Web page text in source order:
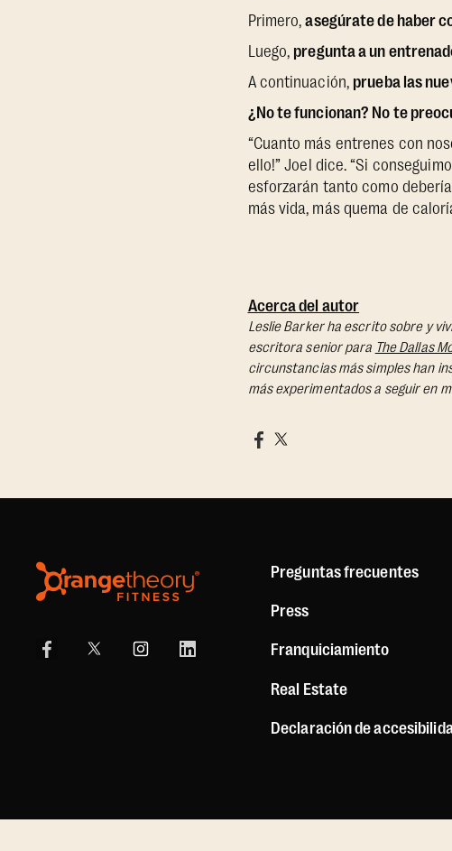
Primero,asegúrate de haber
Luego, pregunta a un
A continuación, prueba las
¿No te funcionan? No te
“Cuanto más entrenes con
ello!” Joel dice. “Si
esforzarán tanto como
más vida, más quema de
Acerca del autor
Leslie Barker ha escrito sobre y
escritora senior para The Dallas
circunstancias más simples han
más experimentados a seguir en
Preguntas frecuentes
Press
Franquiciamiento
Real Estate
Declaración de